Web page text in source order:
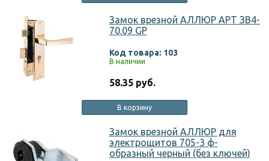
Замок врезной АЛЛЮР АРТ ЗВ4-
70.09 GP
Код товара: 103
В наличии
58.35 руб.
В корзину
Замок врезной АЛЛЮР для
электрощитов 705-3 ф-
образный черный (без ключей)